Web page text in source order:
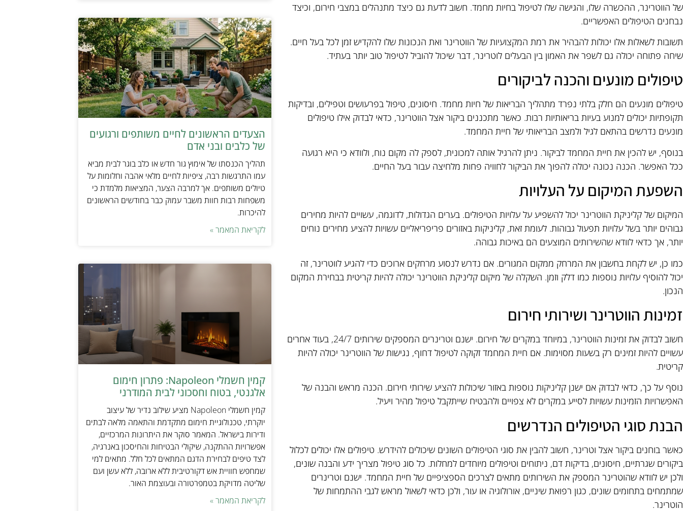
של הווטרינר, ההכשרה שלו, והגישה שלו לטיפול בחיות מחמד. חשוב לדעת גם כיצד מתנהלים במצבי חירום, וכיצד
נבחנים הטיפולים האפשריים.
תשובות לשאלות אלו יכולות להבהיר את רמת המקצועיות של הווטרינר ואת הנכונות שלו להקדיש זמן לכל בעל חיים.
שיחה פתוחה יכולה גם לשפר את האמון בין הבעלים לוטרינר, דבר שיכול להוביל לטיפול טוב יותר בעתיד.
טיפולים מונעים והכנה לביקורים
טיפולים מונעים הם חלק בלתי נפרד מתהליך הבריאות של חיות מחמד. חיסונים, טיפול בפרעושים וטפילים, ובדיקות
תקופתיות יכולים למנוע בעיות בריאותיות רבות. כאשר מתכננים ביקור אצל הווטרינר, כדאי לבדוק אילו טיפולים
מונעים נדרשים בהתאם לגיל ולמצב הבריאותי של חיית המחמד.
בנוסף, יש להכין את חיית המחמד לביקור. ניתן להרגיל אותה למכונית, לספק לה מקום נוח, ולוודא כי היא רגועה
ככל האפשר. הכנה נכונה יכולה להפוך את הביקור לחוויה פחות מלחיצה עבור בעל החיים.
השפעת המיקום על העלויות
המיקום של קליניקת הווטרינר יכול להשפיע על עלויות הטיפולים. בערים הגדולות, לדוגמה, עשויים להיות מחירים
גבוהים יותר בשל עלויות תפעול גבוהות. לעומת זאת, קליניקות באזורים פריפריאליים עשויות להציע מחירים נוחים
יותר, אך כדאי לוודא שהשירותים המוצעים הם באיכות גבוהה.
כמו כן, יש לקחת בחשבון את המרחק ממקום המגורים. אם נדרש לנסוע מרחקים ארוכים כדי להגיע לווטרינר, זה
יכול להוסיף עלויות נוספות כמו דלק וזמן. השקלה של מיקום קליניקת הווטרינר יכולה להיות קריטית בבחירת המקום
הנכון.
זמינות הווטרינר ושירותי חירום
חשוב לבדוק את זמינות הווטרינר, במיוחד במקרים של חירום. ישנם וטרינרים המספקים שירותים 24/7, בעוד אחרים
עשויים להיות זמינים רק בשעות מסוימות. אם חיית המחמד זקוקה לטיפול דחוף, נגישות של הווטרינר יכולה להיות
קריטית.
נוסף על כך, כדאי לבדוק אם ישנן קליניקות נוספות באזור שיכולות להציע שירותי חירום. הכנה מראש והבנה של
האפשרויות הזמינות עשויות לסייע במקרים לא צפויים ולהבטיח שייתקבל טיפול מהיר ויעיל.
הבנת סוגי הטיפולים הנדרשים
כאשר בוחנים ביקור אצל וטרינר, חשוב להבין את סוגי הטיפולים השונים שיכולים להידרש. טיפולים אלו יכולים לכלול
ביקורים שגרתיים, חיסונים, בדיקות דם, ניתוחים וטיפולים מיוחדים למחלות. כל סוג טיפול מצריך ידע והבנה שונים,
ולכן יש לוודא שהוטרינר המספק את השירותים מתאים לצרכים הספציפיים של חיית המחמד. ישנם וטרינרים
שמתמחים בתחומים שונים, כגון רפואת שיניים, אורולוגיה או עור, ולכן כדאי לשאול מראש לגבי ההתמחות של
הוטרינר.
הצעדים הראשונים לחיים משותפים ורגועים
של כלבים ובני אדם
תהליך הכנסתו של אימוץ גור חדש או כלב בוגר לבית מביא
עמו התרגשות רבה, ציפיות לחיים מלאי אהבה וחלומות על
טיולים משותפים. אך למרבה הצער, המציאות מלמדת כי
משפחות רבות חוות משבר עמוק כבר בחודשים הראשונים
להיכרות.
לקריאת המאמר »
קמין חשמלי Napoleon: פתרון חימום
אלגנטי, בטוח וחסכוני לבית המודרני
קמין חשמלי Napoleon מציע שילוב נדיר של עיצוב
יוקרתי, טכנולוגיית חימום מתקדמת והתאמה מלאה לבתים
ודירות בישראל. המאמר סוקר את היתרונות המרכזיים,
אפשרויות ההתקנה, שיקולי הבטיחות והחיסכון באנרגיה,
לצד טיפים לבחירת הדגם המתאים לכל חלל. מתאים למי
שמחפש חוויית אש דקורטיבית ללא ארובה, ללא עשן ועם
שליטה מדויקת בטמפרטורה ובעוצמת האור.
לקריאת המאמר »